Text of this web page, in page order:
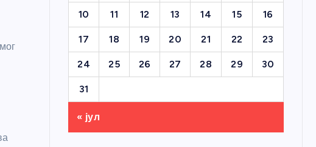
10 11 12 13 14 15 16
17 18 19 20 21 22 23
24 25 26 27 28 29 30
31
« јул